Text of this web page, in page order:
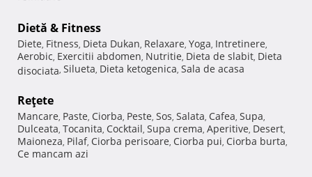
Dietă & Fitness
Diete, Fitness, Dieta Dukan, Relaxare, Yoga, Intretinere,
Aerobic, Exercitii abdomen, Nutritie, Dieta de slabit, Dieta
disociata, Silueta, Dieta ketogenica, Sala de acasa
Reţete
Mancare, Paste, Ciorba, Peste, Sos, Salata, Cafea, Supa,
Dulceata, Tocanita, Cocktail, Supa crema, Aperitive, Desert,
Maioneza, Pilaf, Ciorba perisoare, Ciorba pui, Ciorba burta,
Ce mancam azi